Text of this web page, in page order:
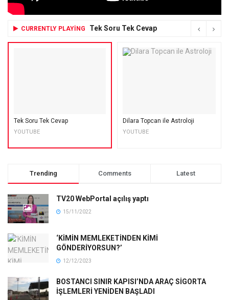
CURRENTLY PLAYING Tek Soru Tek Cevap
Tek Soru Tek Cevap
YOUTUBE
Dilara Topcan ile Astroloji
YOUTUBE
Trending Comments Latest
TV20 WebPortal açılış yaptı
15/11/2022
‘KİMİN MEMLEKETİNDEN KİMİ
GÖNDERİYORSUN?’
12/12/2023
BOSTANCI SINIR KAPISI’NDA ARAÇ SİGORTA
İŞLEMLERİ YENİDEN BAŞLADI